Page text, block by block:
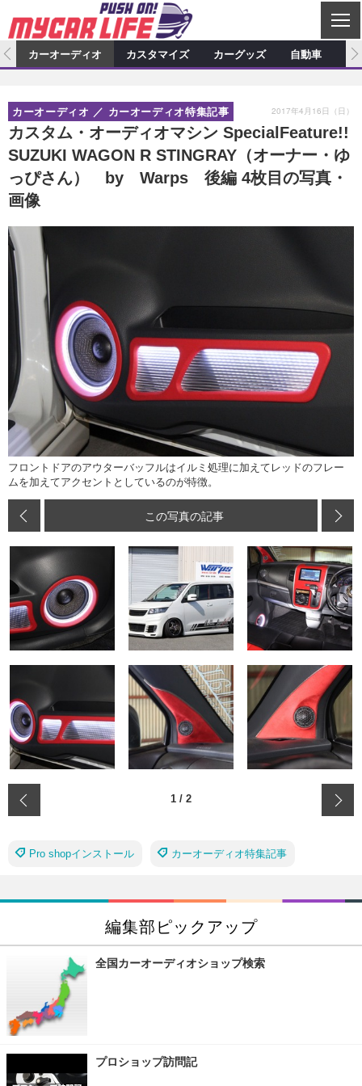
C
L
S
E
カーオーディオ
プロショップ検索 ショップ訪問記
カーオーディオニュース デモカー製作記
その他
カスタマイズ特集記事 カスタマイズ新製品情報
カスタマイズニュース
カーグッズ
カーグッズ特集記事 カーグッズ新製品情報
カーグッズニュース
自動車
スクープ
アクセスランキング
カーオーディオ カスタマイズ カーグッズ 自動車
カスタム・オーディオマシン SpecialFeature!!
SUZUKI WAGON R STINGRAY（オーナー・ゆ
っぴさん） by Warps 後編 4枚目の写真・
画像
カーオーディオ カーオーディオ特集記事 2017年4月16日（日）
フロントドアのアウターバッフルはイルミ処理に加えてレッドのフレー
ムを加えてアクセントとしているのが特徴。
この写真の記事
1 / 2
Pro shopインストール カーオーディオ特集記事
編集部ピックアップ
全国カーオーディオショップ検索
プロショップ訪問記